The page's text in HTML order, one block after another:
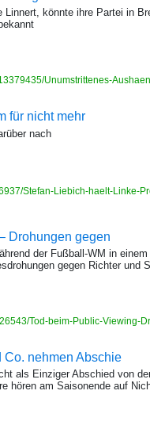
Linnert, könnte ihre Partei in
Unumstrittenes-
für nicht mehr
nach
Stefan-Liebich-haelt-Linke-
Drohungen gegen
der Fußball-WM in
gegen Richter und
Tod-beim-Public-Viewing-
Co. nehmen Abschie
als Einziger Abschied von
hören am Saisonende auf